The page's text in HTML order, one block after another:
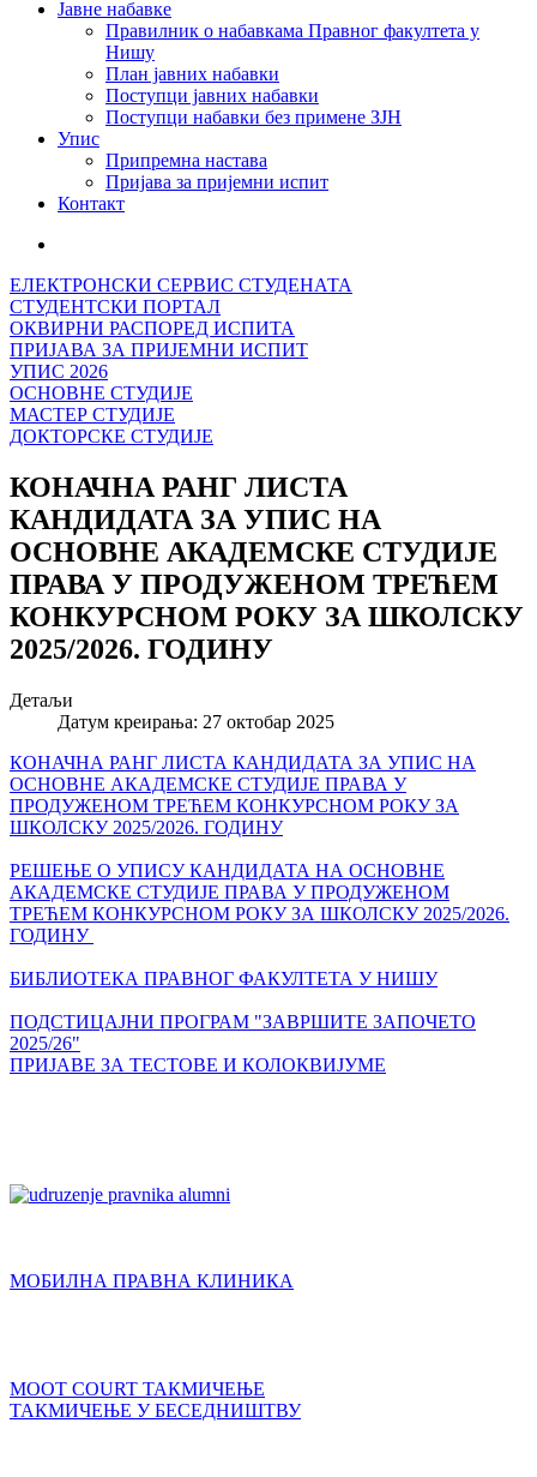
Јавне набавке
Правилник о набавкама Правног факултета у
Нишу
План јавних набавки
Поступци јавних набавки
Поступци набавки без примене ЗЈН
Упис
Припремна настава
Пријава за пријемни испит
Контакт
ЕЛЕКТРОНСКИ СЕРВИС СТУДЕНАТА
СТУДЕНТСКИ ПОРТАЛ
ОКВИРНИ РАСПОРЕД ИСПИТА
ПРИЈАВА ЗА ПРИЈЕМНИ ИСПИТ
УПИС 2026
ОСНОВНЕ СТУДИЈЕ
МАСТЕР СТУДИЈЕ
ДОКТОРСКЕ СТУДИЈЕ
КОНАЧНА РАНГ ЛИСТА
КАНДИДАТА ЗА УПИС НА
ОСНОВНЕ АКАДЕМСКЕ СТУДИЈЕ
ПРАВА У ПРОДУЖЕНОМ ТРЕЋЕМ
КОНКУРСНОМ РОКУ ЗА ШКОЛСКУ
2025/2026. ГОДИНУ
Детаљи
Датум креирања: 27 октобар 2025
КОНАЧНА РАНГ ЛИСТА КАНДИДАТА ЗА УПИС НА
ОСНОВНЕ АКАДЕМСКЕ СТУДИЈЕ ПРАВА У
ПРОДУЖЕНОМ ТРЕЋЕМ КОНКУРСНОМ РОКУ ЗА
ШКОЛСКУ 2025/2026. ГОДИНУ
РЕШЕЊЕ О УПИСУ КАНДИДАТА НА ОСНОВНЕ
АКАДЕМСКЕ СТУДИЈЕ ПРАВА У ПРОДУЖЕНОМ
ТРЕЋЕМ КОНКУРСНОМ РОКУ ЗА ШКОЛСКУ 2025/2026.
ГОДИНУ
БИБЛИОТЕКА ПРАВНОГ ФАКУЛТЕТА У НИШУ
ПОДСТИЦАЈНИ ПРОГРАМ "ЗАВРШИТЕ ЗАПОЧЕТО
2025/26"
ПРИЈАВЕ ЗА ТЕСТОВЕ И КОЛОКВИЈУМЕ
МОБИЛНА ПРАВНА КЛИНИКА
MOOT COURT ТАКМИЧЕЊЕ
ТАКМИЧЕЊЕ У БЕСЕДНИШТВУ